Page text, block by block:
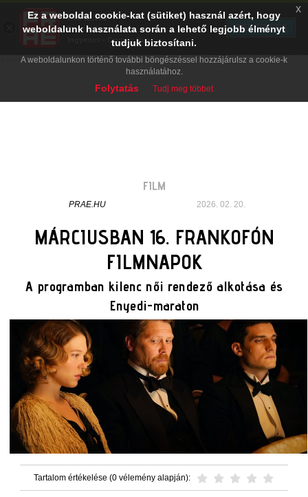
FILM
PRAE.HU 2026. 02. 20.
MÁRCIUSBAN 16. FRANKOFÓN
FILMNAPOK
A programban kilenc női rendező alkotása és
Enyedi-maraton
Tartalom értékelése (0 vélemény alapján):
Ez a weboldal cookie-kat (sütiket) használ azért, hogy
weboldalunk használata során a lehető legjobb élményt
tudjuk biztosítani.
A weboldalunkon történő további böngészéssel hozzájárulsz a cookie-k
használatához.
Folytatás Tudj meg többet
x
PRAE.HU
Digital Evolution
Ingyenes - Google Play
TELEPÍTÉS